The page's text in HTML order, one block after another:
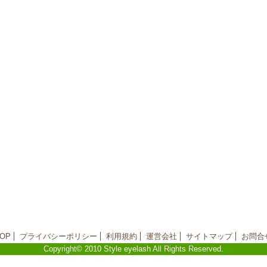
プライバシーポリシー 利用規約 運営会社 サイトマップ
お問合
Copyright© 2010 Style eyelash All Rights Reserved.